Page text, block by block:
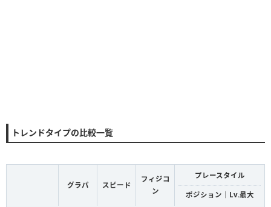
トレンドタイプの比較一覧
グラパ スピード
フィジコ
ン
プレースタイル
ポジション｜Lv.最大